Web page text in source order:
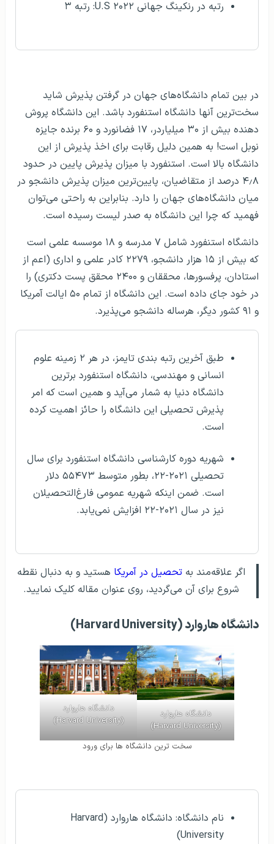
رتبه در رنکینگ جهانی U.S ۲۰۲۲: رتبه ۳
در بین تمام دانشگاه‌های جهان در گرفتن پذیرش شاید
سخت‌ترین آنها دانشگاه استنفورد باشد. این دانشگاه پروش
دهنده بیش از ۳۰ میلیاردر، ۱۷ فضانورد و ۶۰ برنده جایزه
نوبل است! به همین دلیل رقابت برای اخذ پذیرش از این
دانشگاه بالا است. استنفورد با میزان پذیرش پایین در حدود
۴٫۸ درصد از متقاضیان، پایین‌ترین میزان پذیرش دانشجو در
میان دانشگاه‌های جهان را دارد. بنابراین به راحتی می‌توان
فهمید که چرا این دانشگاه به صدر لیست رسیده است.
دانشگاه استنفورد شامل ۷ مدرسه و ۱۸ موسسه علمی است
که بیش از ۱۵ هزار دانشجو، ۲۲۷۹ کادر علمی و اداری (اعم از
استادان، پرفسورها، محققان و ۲۴۰۰ محقق پست دکتری) را
در خود جای داده است. این دانشگاه از تمام ۵۰ ایالت آمریکا
و ۹۱ کشور دیگر، هرساله دانشجو می‌پذیرد.
طبق آخرین رتبه‌ بندی تایمز، در هر ۲ زمینه علوم
انسانی و مهندسی، دانشگاه استنفورد برترین
دانشگاه دنیا به شمار می‌آید و همین است که امر
پذیرش تحصیلی این دانشگاه را حائز اهمیت کرده
است.
شهریه دوره کارشناسی دانشگاه استنفورد برای سال
تحصیلی ۲۰۲۱-۲۲، بطور متوسط ۵۵۴۷۳ دلار
است. ضمن اینکه شهریه عمومی فارغ‌التحصیلان
نیز در سال ۲۰۲۱-۲۲ افزایش نمی‌یابد.
اگر علاقه‌مند بهتحصیل در آمریکا هستید و به دنبال نقطه
شروع برای آن می‌گردید، روی عنوان مقاله کلیک نمایید.
دانشگاه هاروارد (Harvard University)
دانشگاه هاروارد
(Harvard University)
دانشگاه هاروارد
(Harvard University)
سخت ترین دانشگاه ها برای ورود
نام دانشگاه: دانشگاه هاروارد (Harvard
University)